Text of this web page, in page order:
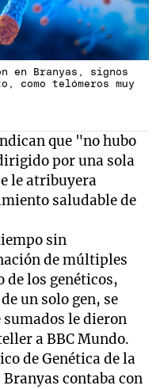
en Branyas, signos
como telómeros muy
que "no hubo
por una sola
le atribuyera
saludable de
sin
de múltiples
de los genéticos,
un solo gen, se
sumados le dieron
a BBC Mundo.
de Genética de la
contaba con